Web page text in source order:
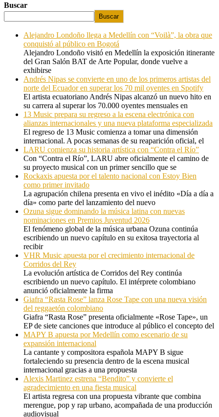
Buscar
Buscar
Alejandro Londoño llega a Medellín con “Voilà”, la obra que
conquistó al público en Bogotá
Alejandro Londoño visitó en Medellín la exposición itinerante
del Gran Salón BAT de Arte Popular, donde vuelve a
exhibirse
Andrés Nipas se convierte en uno de los primeros artistas del
norte del Ecuador en superar los 70 mil oyentes en Spotify
El artista ecuatoriano Andrés Nipas alcanzó un nuevo hito en
su carrera al superar los 70.000 oyentes mensuales en
13 Music prepara su regreso a la escena electrónica con
alianzas internacionales y una nueva plataforma especializada
El regreso de 13 Music comienza a tomar una dimensión
internacional. A pocas semanas de su reaparición oficial, el
LARU comienza su historia artística con “Contra el Río”
Con “Contra el Río”, LARU abre oficialmente el camino de
su proyecto musical con un primer sencillo que se
Rockaxis apuesta por el talento nacional con Estoy Bien
como primer invitado
La agrupación chilena presenta en vivo el inédito «Día a día a
día» como parte del lanzamiento del nuevo
Ozuna sigue dominando la música latina con nuevas
nominaciones en Premios Juventud 2026
El fenómeno global de la música urbana Ozuna continúa
escribiendo un nuevo capítulo en su exitosa trayectoria al
recibir
VHR Music apuesta por el crecimiento internacional de
Corridos del Rey
La evolución artística de Corridos del Rey continúa
escribiendo un nuevo capítulo. El intérprete colombiano
anunció oficialmente la firma
Giafra “Rasta Rose” lanza Rose Tape con una nueva visión
del reggaetón colombiano
Giafra “Rasta Rose” presenta oficialmente «Rose Tape», un
EP de siete canciones que introduce al público el concepto del
MAPY B apuesta por Medellín como escenario de su
expansión internacional
La cantante y compositora española MAPY B sigue
fortaleciendo su presencia dentro de la escena musical
internacional gracias a una propuesta
Alexis Martinez estrena “Bendito” y convierte el
agradecimiento en una fiesta musical
El artista regresa con una propuesta vibrante que combina
merengue, pop y rap urbano, acompañada de una producción
audiovisual